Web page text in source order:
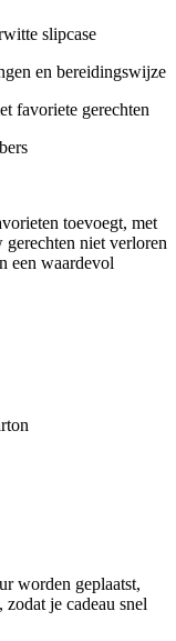
slipcase
en bereidingswijze
favoriete gerechten
toevoegt, met
niet verloren
een waardevol
worden geplaatst,
je cadeau snel